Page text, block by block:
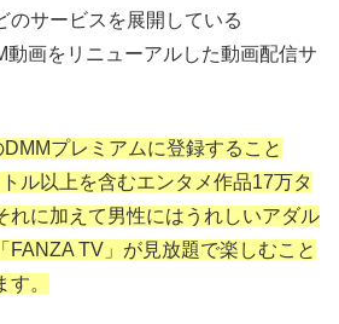
のサービスを展開している
動画をリニューアルした動画配信サ
プレミアムに登録すること
ル以上を含むエンタメ作品17万タ
れに加えて男性には うれしいアダル
FANZA TV」が見放題で楽しむこと
。